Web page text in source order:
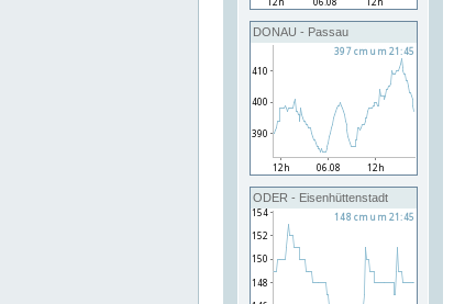
DONAU - Passau
ODER - Eisenhüttenstadt